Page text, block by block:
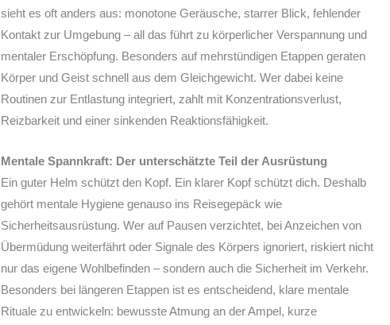
sieht es oft anders aus: monotone Geräusche, starrer Blick, fehlender
Kontakt zur Umgebung – all das führt zu körperlicher Verspannung und
mentaler Erschöpfung. Besonders auf mehrstündigen Etappen geraten
Körper und Geist schnell aus dem Gleichgewicht. Wer dabei keine
Routinen zur Entlastung integriert, zahlt mit Konzentrationsverlust,
Reizbarkeit und einer sinkenden Reaktionsfähigkeit.
Mentale Spannkraft: Der unterschätzte Teil der Ausrüstung
Ein guter Helm schützt den Kopf. Ein klarer Kopf schützt dich. Deshalb
gehört mentale Hygiene genauso ins Reisegepäck wie
Sicherheitsausrüstung. Wer auf Pausen verzichtet, bei Anzeichen von
Übermüdung weiterfährt oder Signale des Körpers ignoriert, riskiert nicht
nur das eigene Wohlbefinden – sondern auch die Sicherheit im Verkehr.
Besonders bei längeren Etappen ist es entscheidend, klare mentale
Rituale zu entwickeln: bewusste Atmung an der Ampel, kurze